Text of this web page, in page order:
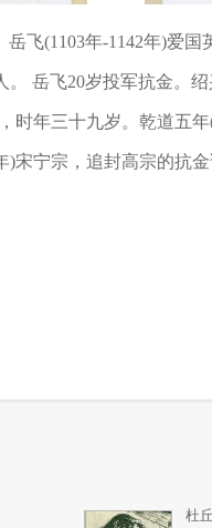
岳飞(1103年-1142年)爱
。 岳飞20岁投军抗金。
时年三十九岁。乾道五
)宋宁宗，追封高宗的抗
杜